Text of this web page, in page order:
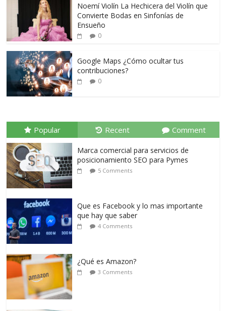
Noemí Violín La Hechicera del Violín que
Convierte Bodas en Sinfonías de
Ensueño
0
Google Maps ¿Cómo ocultar tus
contribuciones?
0
Popular Recent Comment
Marca comercial para servicios de
posicionamiento SEO para Pymes
5 Comments
Que es Facebook y lo mas importante
que hay que saber
4 Comments
¿Qué es Amazon?
3 Comments